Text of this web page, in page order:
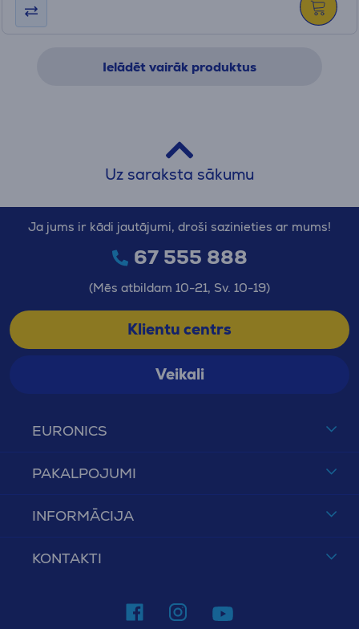
Ielādēt vairāk produktus
Uz saraksta sākumu
EURONICS
PAKALPOJUMI
INFORMĀCIJA
KONTAKTI
Ja jums ir kādi jautājumi, droši sazinieties ar mums!
67 555 888
(Mēs atbildam 10-21, Sv. 10-19)
Klientu centrs
Veikali